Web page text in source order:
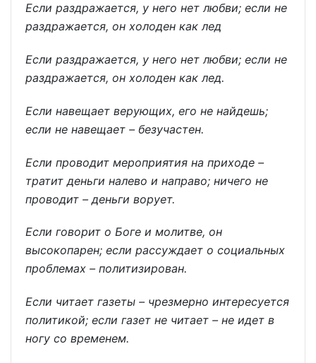
Если раздражается, у него нет любви; если не
раздражается, он холоден как лед
Если раздражается, у него нет любви; если не
раздражается, он холоден как лед.
Если навещает верующих, его не найдешь;
если не навещает – безучастен.
Если проводит мероприятия на приходе –
тратит деньги налево и направо; ничего не
проводит – деньги ворует.
Если говорит о Боге и молитве, он
высокопарен; если рассуждает о социальных
проблемах – политизирован.
Если читает газеты – чрезмерно интересуется
политикой; если газет не читает – не идет в
ногу со временем.